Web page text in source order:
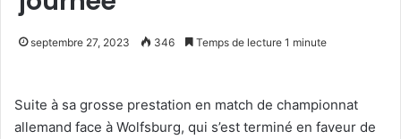
septembre 27, 2023 346 Temps de lecture 1 minute
Suite à sa grosse prestation en match de championnat
allemand face à Wolfsburg, qui s’est terminé en faveur de